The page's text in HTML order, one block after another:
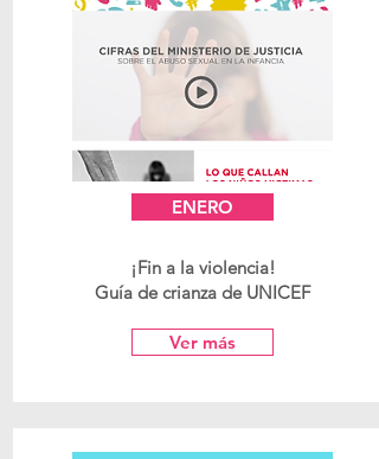
ENERO
¡Fin a la violencia!
Guía de crianza de UNICEF
Ver más